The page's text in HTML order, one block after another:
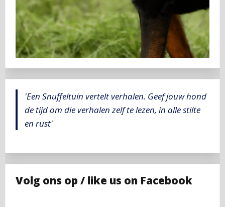
'Een Snuffeltuin vertelt verhalen. Geef jouw hond
de tijd om die verhalen zelf te lezen, in alle stilte
en rust'
Volg ons op / like us on Facebook